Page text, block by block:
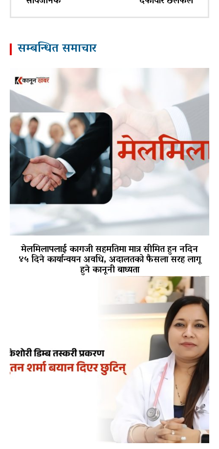
सम्बन्धित समाचार
मेलमिलापलाई कागजी सहमतिमा मात्र सीमित हुन नदिन
४५ दिने कार्यान्वयन अवधि, अदालतको फैसला सरह लागू
हुने कानूनी बाध्यता